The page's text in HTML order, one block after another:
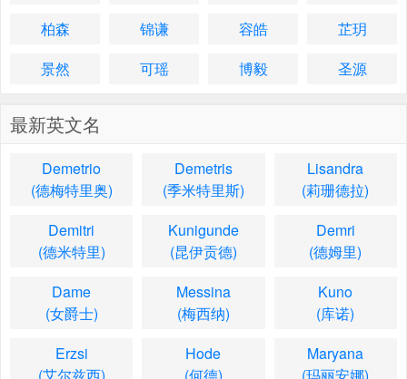
柏森
锦谦 容皓
芷玥
景然
可瑶 博毅 圣源
最新英文名
Demetrio
(德梅特里奥)
Demetris
(季米特里斯)
Lisandra
(莉珊德拉)
Demitri
(德米特里)
Kunigunde
(昆伊贡德)
Demri
(德姆里)
Dame
(女爵士)
Messina
(梅西纳)
Kuno
(库诺)
Erzsi
Hode
Maryana